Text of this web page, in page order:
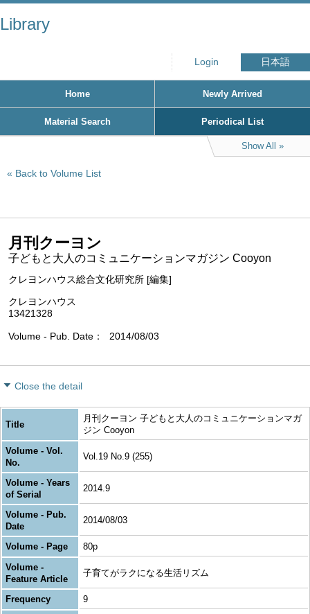
Library
Login 日本語
Home Newly Arrived
Material Search Periodical List
Show All
Back to Volume List
月刊クーヨン
子どもと大人のコミュニケーションマガジン Cooyon
クレヨンハウス総合文化研究所 [編集]
クレヨンハウス
13421328
Volume - Pub. Date 2014/08/03
Close the detail
Title
月刊クーヨン 子どもと大人のコミュニケーションマガ
ジン Cooyon
Volume - Vol.
No.
Vol.19 No.9 (255)
Volume - Years
of Serial
2014.9
Volume - Pub.
Date
2014/08/03
Volume - Page
80p
Volume -
Feature Article
子育てがラクになる生活リズム
Frequency
9